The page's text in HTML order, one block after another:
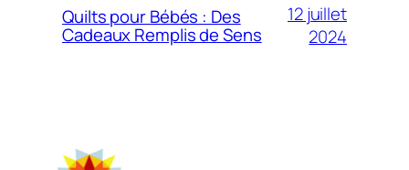
Quilts pour Bébés : Des
Cadeaux Remplis de Sens
12 juillet
2024